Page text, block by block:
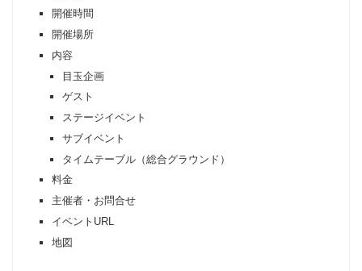
開催時間
開催場所
内容
目玉企画
ゲスト
ステージイベント
サブイベント
タイムテーブル（総合グラウンド）
料金
主催者・お問合せ
イベントURL
地図